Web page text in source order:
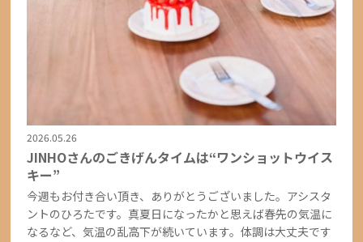
2026.05.26
JINHOさんのごきげんタイムは“ワンショットウイス
キー”
今週もお付き合い頂き、ありがとうございました。アシスタ
ントのひろたです。真夏日になったかと思えば春先の気温に
なるなど、気温の乱高下が続いています。体調は大丈夫です